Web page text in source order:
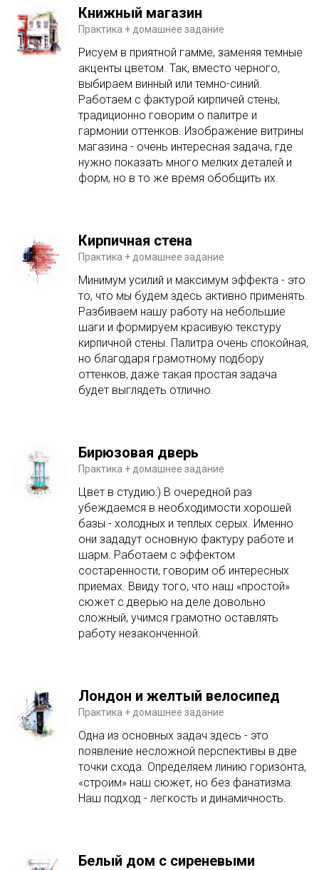
Книжный магазин
Практика + домашнее задание
Рисуем в приятной гамме, заменяя темные
акценты цветом. Так, вместо черного,
выбираем винный или темно-синий.
Работаем с фактурой кирпичей стены,
традиционно говорим о палитре и
гармонии оттенков. Изображение витрины
магазина - очень интересная задача, где
нужно показать много мелких деталей и
форм, но в то же время обобщить их.
Кирпичная стена
Практика + домашнее задание
Минимум усилий и максимум эффекта - это
то, что мы будем здесь активно применять.
Разбиваем нашу работу на небольшие
шаги и формируем красивую текстуру
кирпичной стены. Палитра очень спокойная,
но благодаря грамотному подбору
оттенков, даже такая простая задача
будет выглядеть отлично.
Бирюзовая дверь
Практика + домашнее задание
Цвет в студию:) В очередной раз
убеждаемся в необходимости хорошей
базы - холодных и теплых серых. Именно
они зададут основную фактуру работе и
шарм. Работаем с эффектом
состаренности, говорим об интересных
приемах. Ввиду того, что наш «простой»
сюжет с дверью на деле довольно
сложный, учимся грамотно оставлять
работу незаконченной.
Лондон и желтый велосипед
Практика + домашнее задание
Одна из основных задач здесь - это
появление несложной перспективы в две
точки схода. Определяем линию горизонта,
«строим» наш сюжет, но без фанатизма.
Наш подход - легкость и динамичность.
Белый дом с сиреневыми